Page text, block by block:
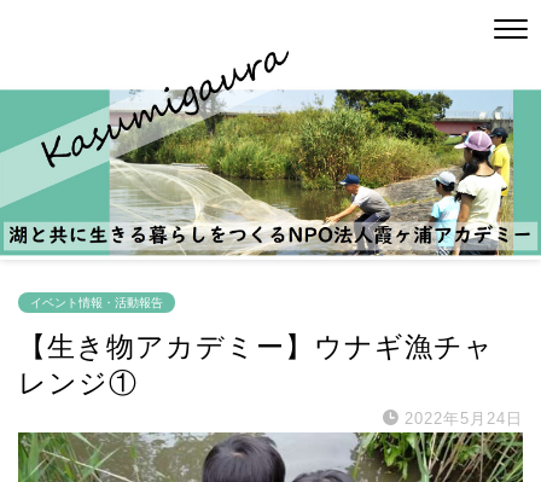
イベント情報・活動報告
【生き物アカデミー】ウナギ漁チャ
レンジ①
2022年5月24日